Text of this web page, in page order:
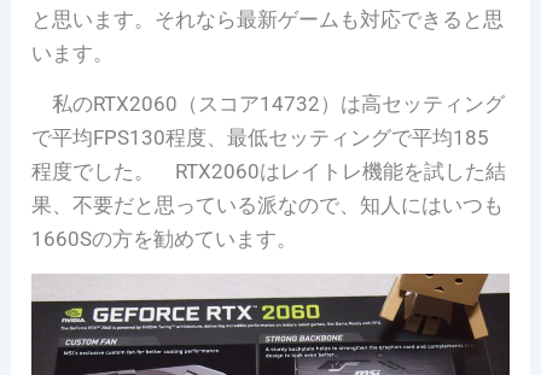
と思います。それなら最新ゲームも対応できると思
います。
私のRTX2060（スコア14732）は高セッティング
で平均FPS130程度、最低セッティングで平均185
程度でした。 RTX2060はレイトレ機能を試した結
果、不要だと思っている派なので、知人にはいつも
1660Sの方を勧めています。